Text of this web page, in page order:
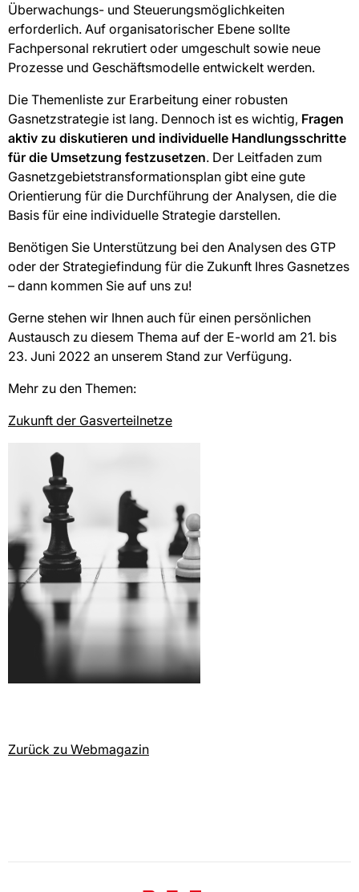
Überwachungs- und Steuerungsmöglichkeiten
erforderlich. Auf organisatorischer Ebene sollte
Fachpersonal rekrutiert oder umgeschult sowie neue
Prozesse und Geschäftsmodelle entwickelt werden.
Die Themenliste zur Erarbeitung einer robusten
Gasnetzstrategie ist lang. Dennoch ist es wichtig, Fragen
aktiv zu diskutieren und individuelle Handlungsschritte
für die Umsetzung festzusetzen. Der Leitfaden zum
Gasnetzgebietstransformationsplan gibt eine gute
Orientierung für die Durchführung der Analysen, die die
Basis für eine individuelle Strategie darstellen.
Benötigen Sie Unterstützung bei den Analysen des GTP
oder der Strategiefindung für die Zukunft Ihres Gasnetzes
– dann kommen Sie auf uns zu!
Gerne stehen wir Ihnen auch für einen persönlichen
Austausch zu diesem Thema auf der E-world am 21. bis
23. Juni 2022 an unserem Stand zur Verfügung.
Mehr zu den Themen:
Zukunft der Gasverteilnetze
Zurück zu Webmagazin